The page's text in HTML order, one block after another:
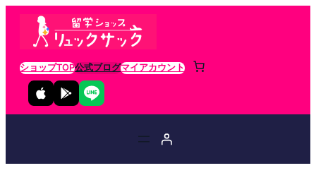
ショップTOP公式ブログマイアカウント